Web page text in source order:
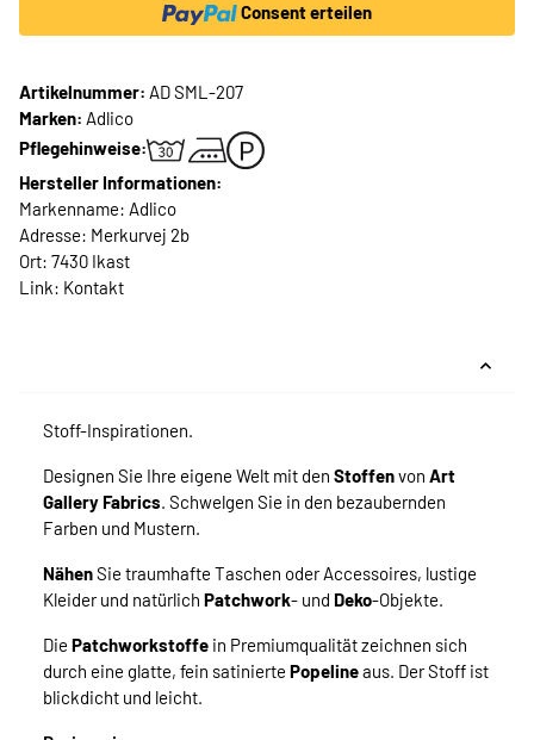
Consent erteilen
Artikelnummer: AD SML-207
Marken: Adlico
Pflegehinweise:
Hersteller Informationen:
Markenname: Adlico
Adresse: Merkurvej 2b
Ort: 7430 Ikast
Link: Kontakt
Stoff-Inspirationen.
Designen Sie Ihre eigene Welt mit den Stoffenvon Art
Gallery Fabrics. Schwelgen Sie in den bezaubernden
Farben und Mustern.
NähenSie traumhafte Taschen oder Accessoires, lustige
Kleider und natürlich Patchwork- und Deko-Objekte.
Die Patchworkstoffe in Premiumqualität zeichnen sich
durch eine glatte, fein satinierte Popelineaus. Der Stoff ist
blickdicht und leicht.